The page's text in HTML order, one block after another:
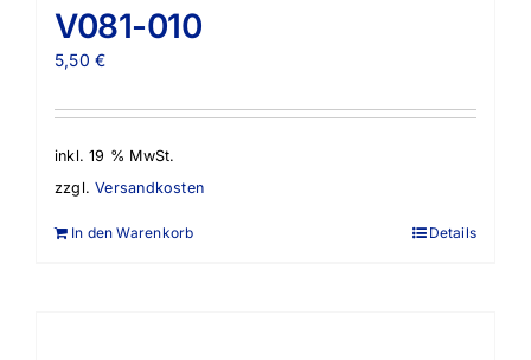
V081-010
5,50€
inkl. 19 % MwSt.
zzgl.Versandkosten
In den Warenkorb Details